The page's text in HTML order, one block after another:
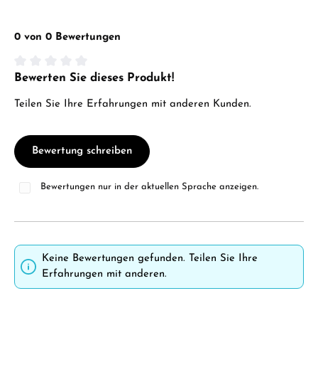
0 von 0 Bewertungen
Durchschnittliche Bewertung von 0 von 5 Sternen
Bewerten Sie dieses Produkt!
Teilen Sie Ihre Erfahrungen mit anderen Kunden.
Bewertung schreiben
Bewertungen nur in der aktuellen Sprache anzeigen.
Keine Bewertungen gefunden. Teilen Sie Ihre
Erfahrungen mit anderen.